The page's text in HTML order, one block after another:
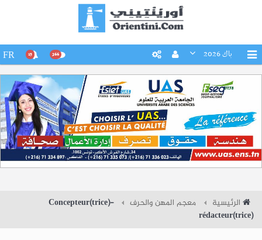
باك 2026 266
15
FR
الرئيسية معجم المهن والحرف
Concepteur(trice)-
rédacteur(trice)